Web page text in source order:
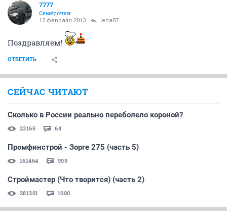
7777
Семёрочки
12 февраля 2013 lena87
Поздравляем!
ОТВЕТИТЬ
СЕЙЧАС ЧИТАЮТ
Сколько в России реально переболело короной?
23165 64
Промфинстрой - Зорге 275 (часть 5)
161464 999
Строймастер (Что творится) (часть 2)
281201 1000